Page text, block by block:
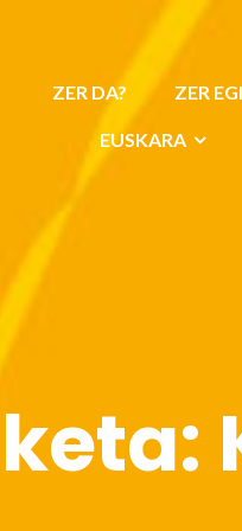
ZER DA? ZER
EUSKARA